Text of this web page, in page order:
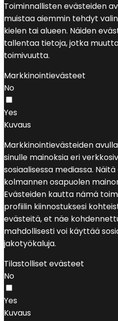
Toiminnallisten evästeiden
muistaa aiemmin tehdyt
kielen tai alueen. Näiden
tallentaa tietoja, jotka
toimivuutta.
Markkinointievästeet
No
Yes
Kuvaus
Markkinointievästeiden
sinulle mainoksia eri
sosiaalisessa mediassa.
kolmannen osapuolen
Evästeiden kautta nämä
profiilin kiinnostuksesi
evästeitä, et näe
mahdollisesti voi käyttää
jakotyökaluja.
Tilastolliset evästeet
No
Yes
Kuvaus